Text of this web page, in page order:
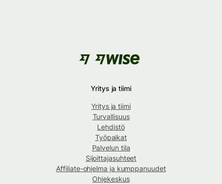
Yritys ja tiimi
Yritys ja tiimi
Turvallisuus
Lehdistö
Työpaikat
Palvelun tila
Sijoittajasuhteet
Affiliate-ohjelma ja kumppanuudet
Ohjekeskus